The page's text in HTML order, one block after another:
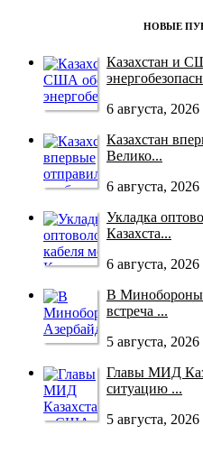
НОВЫЕ
Казахстан и
6 августа, 2026
Казахстан
Велико...
6 августа, 2026
Укладка
Казахста...
6 августа, 2026
В Минобороны
встреча ...
5 августа, 2026
Главы МИД
ситуацию ...
5 августа, 2026